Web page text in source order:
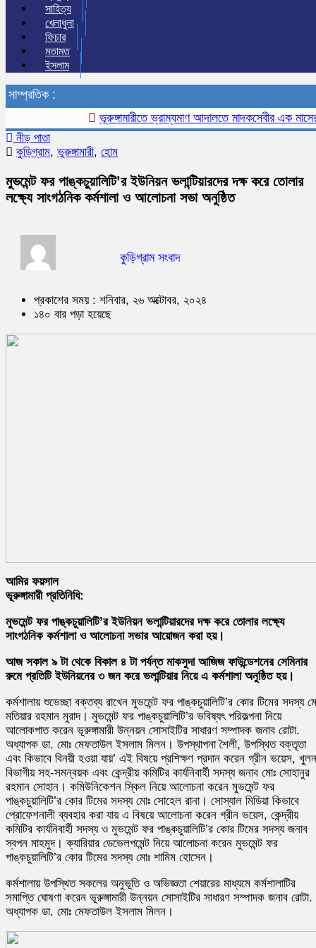
সাহিত্য
খেলাধুলা
ফিচার
মতামত
ইসলাম
সাম্প্রতিক :
ভূরুঙ্গামারীতে ভ্রাম্যমাণ আদালতে মাদকসেবীর এক মাসের
নীড় পাতা
কুড়িগ্রাম, ভুরুঙ্গামারী, হোম
মুভমেন্ট ফর পাঙ্কচুয়ালিটি’র ইউনিয়ন ভলান্টিয়ারদের দক্ষ করে তোলার
লক্ষ্যে সাংগঠনিক কর্মশালা ও আলোচনা সভা অনুষ্ঠিত
কুড়িগ্রাম সংবাদ
প্রকাশের সময় : শনিবার, ২৬ অক্টোবর, ২০২৪
১৪০ বার পড়া হয়েছে
আমির ফয়সাল
ভূরুঙ্গামারী প্রতিনিধি:
মুভমেন্ট ফর পাঙ্কচুয়ালিটি’র ইউনিয়ন ভলান্টিয়ারদের দক্ষ করে তোলার লক্ষ্যে
সাংগঠনিক কর্মশালা ও আলোচনা সভার আয়োজন করা হয়।
আজ সকাল ৯ টা থেকে বিকাল ৪ টা পর্যন্ত মাকসুদা আজিজ ফাউন্ডেশনের সেমিনার
রুমে প্রতিটি ইউনিয়নের ৩ জন করে ভলান্টিয়ার নিয়ে এ কর্মশালা অনুষ্ঠিত হয়।
কর্মশালায় শুভেচ্ছা বক্তব্য রাখেন মুভমেন্ট ফর পাঙ্কচুয়ালিটি’র কোর টিমের সদস্য
মতিয়ার রহমান মুরাদ। মুভমেন্ট ফর পাঙ্কচুয়ালিটি’র ভবিষ্যৎ পরিকল্পনা নিয়ে
আলোকপাত করেন ভূরুঙ্গামারী উন্নয়ন সোসাইটির সাধারণ সম্পাদক জনাব রোটা.
অধ্যাপক ডা. মোঃ মেফতাউল ইসলাম মিলন। উপস্থাপনা শৈলী, উপস্থিত বক্তৃতা
এবং কিভাবে বিনয়ী হওয়া যায়’ এই বিষয়ে প্রশিক্ষণ প্রদান করেন গ্রীন ভয়েস,
বিভাগীয় সহ-সমন্বয়ক এবং কেন্দ্রীয় কমিটির কার্যনিবার্হী সদস্য জনাব মোঃ সোহানুর
রহমান সোহান। কমিউনিকেশন স্কিল নিয়ে আলোচনা করেন মুভমেন্ট ফর
পাঙ্কচুয়ালিটি’র কোর টিমের সদস্য মোঃ সোহেল রানা। সোস্যাল মিডিয়া কিভাবে
প্রোফেশনালী ব্যবহার করা যায় এ বিষয়ে আলোচনা করেন গ্রীন ভয়েস, কেন্দ্রীয়
কমিটির কার্যনিবার্হী সদস্য ও মুভমেন্ট ফর পাঙ্কচুয়ালিটি’র কোর টিমের সদস্য জনাব
স্বপন মাহমুদ। ক্যারিয়ার ডেভেলপমেন্ট নিয়ে আলোচনা করেন মুভমেন্ট ফর
পাঙ্কচুয়ালিটি’র কোর টিমের সদস্য মোঃ শামিম হোসেন।
কর্মশালায় উপস্থিত সকলের অনুভূতি ও অভিজ্ঞতা শেয়ারের মাধ্যমে কর্মশালাটির
সমাপ্তি ঘোষণা করেন ভূরুঙ্গামারী উন্নয়ন সোসাইটির সাধারণ সম্পাদক জনাব রোটা.
অধ্যাপক ডা. মোঃ মেফতাউল ইসলাম মিলন।